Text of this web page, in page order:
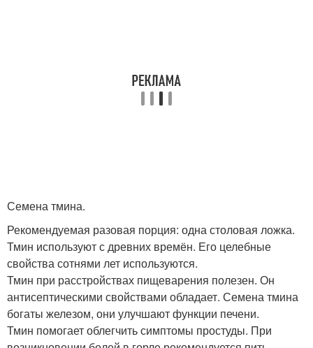
Семена тмина.
Рекомендуемая разовая порция: одна столовая ложка.
Тмин используют с древних времён. Его целебные
свойства сотнями лет используются.
Тмин при расстройствах пищеварения полезен. Он
антисептическими свойствами обладает. Семена тмина
богаты железом, они улучшают функции печени.
Тмин помогает облегчить симптомы простуды. При